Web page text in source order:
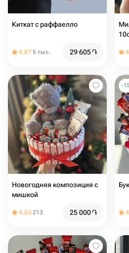
Киткат с раффаелло
4.875 тыс. 29 605֏
Новогодняя композиция с
мишкой
4.85213 25 000֏
-15